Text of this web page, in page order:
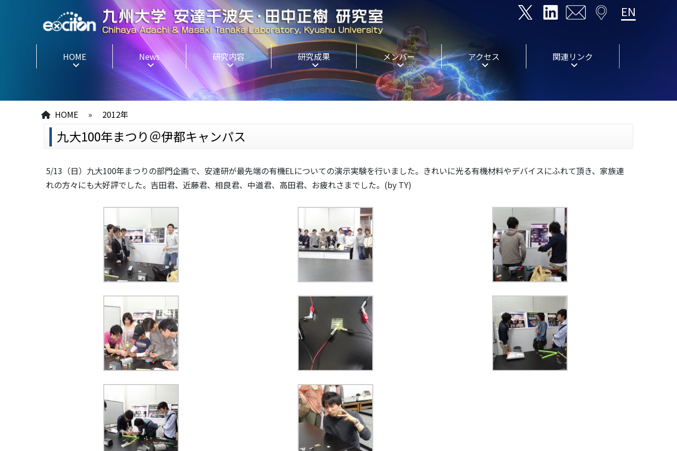
EN
HOME News 研究内容 研究成果 メンバー アクセス 関連リンク
HOME » 2012年
九大100年まつり＠伊都キャンパス
5/13（日）九大100年まつりの部門企画で、安達研が最先端の有機ELについての演示実験を行いました。きれいに光る有機材料やデバイスにふれて頂き、家族連
れの方々にも大好評でした。吉田君、近藤君、相良君、中道君、高田君、お疲れさまでした。(by TY)